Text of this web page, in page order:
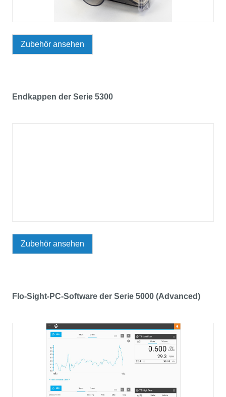
Zubehör ansehen
Endkappen der Serie 5300
Zubehör ansehen
Flo-Sight-PC-Software der Serie 5000 (Advanced)